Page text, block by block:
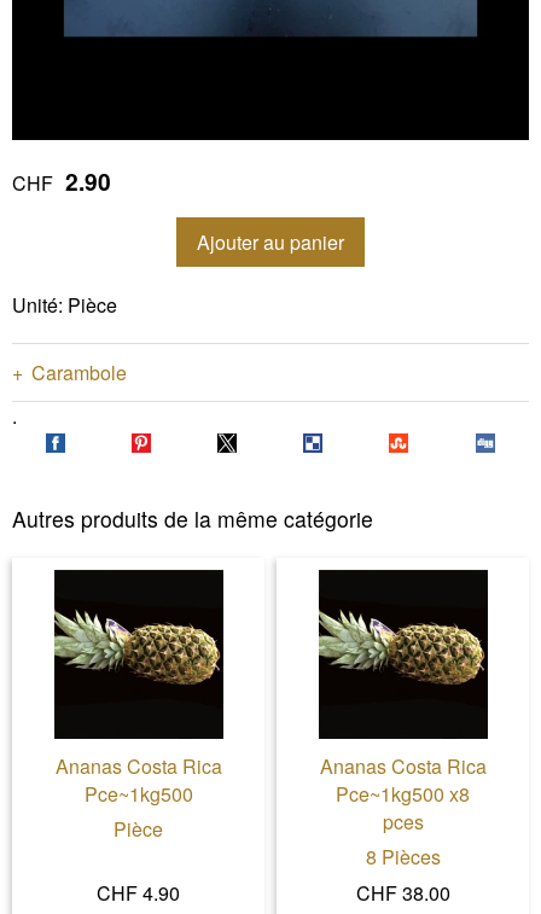
CHF 2.90
Ajouter au panier
Unité: Pièce
Carambole
Autres produits de la même catégorie
Ananas Costa Rica
Pce~1kg500
Pièce
CHF 4.90
Ananas Costa Rica
Pce~1kg500 x8
pces
8 Pièces
CHF 38.00